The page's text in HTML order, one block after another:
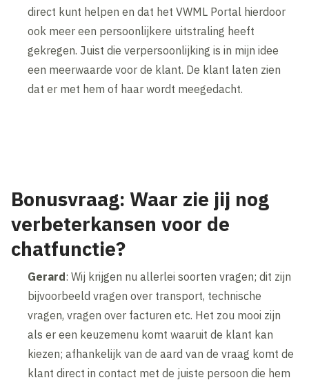
direct kunt helpen en dat het VWML Portal hierdoor
ook meer een persoonlijkere uitstraling heeft
gekregen. Juist die verpersoonlijking is in mijn idee
een meerwaarde voor de klant. De klant laten zien
dat er met hem of haar wordt meegedacht.
Bonusvraag: Waar zie jij nog
verbeterkansen voor de
chatfunctie?
Gerard: Wij krijgen nu allerlei soorten vragen; dit zijn
bijvoorbeeld vragen over transport, technische
vragen, vragen over facturen etc. Het zou mooi zijn
als er een keuzemenu komt waaruit de klant kan
kiezen; afhankelijk van de aard van de vraag komt de
klant direct in contact met de juiste persoon die hem